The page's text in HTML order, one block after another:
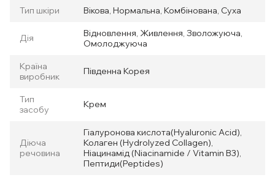
Тип шкіри
Вікова, Нормальна, Комбінована, Суха
Дія
Відновлення, Живлення, Зволожуюча,
Омолоджуюча
Країна
виробник
Південна Корея
Тип
засобу
Крем
Діюча
речовина
Гіалуронова кислота(Hyaluronic Acid),
Колаген (Hydrolyzed Collagen),
Ніацинамід (Niacinamide / Vitamin B3),
Пептиди(Peptides)